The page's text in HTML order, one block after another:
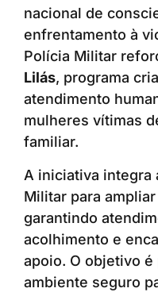
nacional de
enfrentamento à
Polícia Militar
Lilás, programa
atendimento
mulheres vítimas
familiar.
A iniciativa integra
Militar para
garantindo
acolhimento e
apoio. O objetivo
ambiente seguro